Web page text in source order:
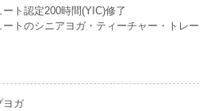
ト認定200時間(YIC)修了
トのシニアヨガ・ティーチャー・トレー
ヨガ